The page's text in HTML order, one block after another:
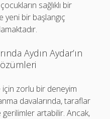
sağlıklı bir
yeni bir başlangıç
Aydın Aydar’ın
zorlu bir deneyim
davalarında, taraflar
gerilimler artabilir. Ancak,